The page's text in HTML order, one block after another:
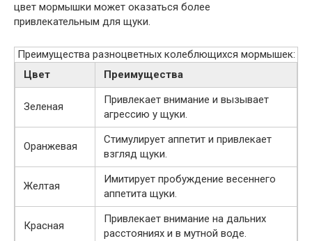
цвет мормышки может оказаться более
привлекательным для щуки.
Преимущества разноцветных колеблющихся мормышек:
Цвет
Преимущества
Зеленая
Привлекает внимание и вызывает
агрессию у щуки.
Оранжевая
Стимулирует аппетит и привлекает
взгляд щуки.
Желтая
Имитирует пробуждение весеннего
аппетита щуки.
Красная
Привлекает внимание на дальних
расстояниях и в мутной воде.